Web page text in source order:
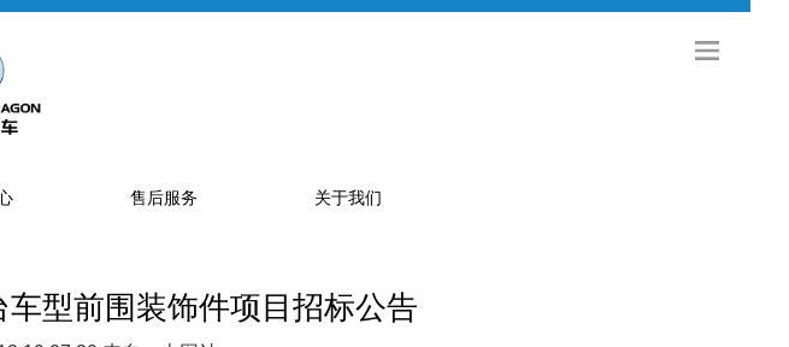
售后服务 关于我们
售后网点
特约服务站
公司简介
型前围装饰件项目招标公告